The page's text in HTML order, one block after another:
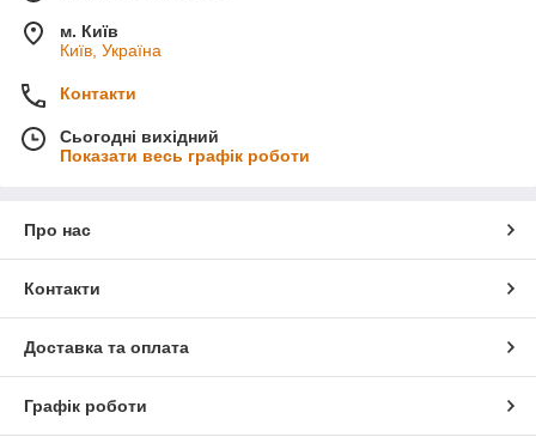
м. Київ
Київ, Україна
Контакти
Сьогодні вихідний
Показати весь графік роботи
Про нас
Контакти
Доставка та оплата
Графік роботи